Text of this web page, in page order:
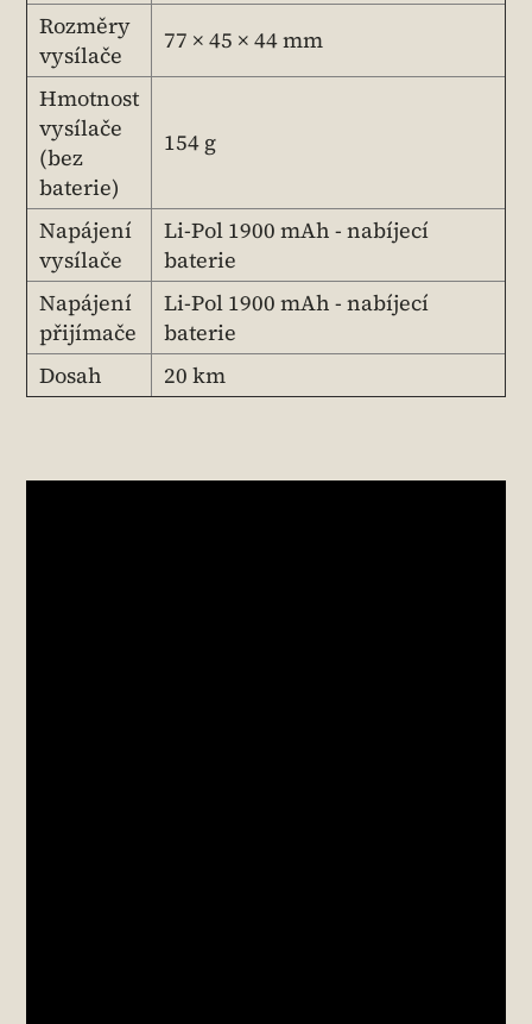
Rozměry
vysílače
77 × 45 × 44 mm
Hmotnost
vysílače
(bez
baterie)
154 g
Napájení
vysílače
Li-Pol 1900 mAh - nabíjecí
baterie
Napájení
přijímače
Li-Pol 1900 mAh - nabíjecí
baterie
Dosah
20 km